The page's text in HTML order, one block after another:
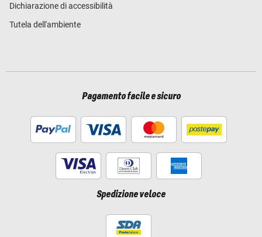
Dichiarazione di accessibilità
Tutela dell'ambiente
Pagamento facile e sicuro
Spedizione veloce